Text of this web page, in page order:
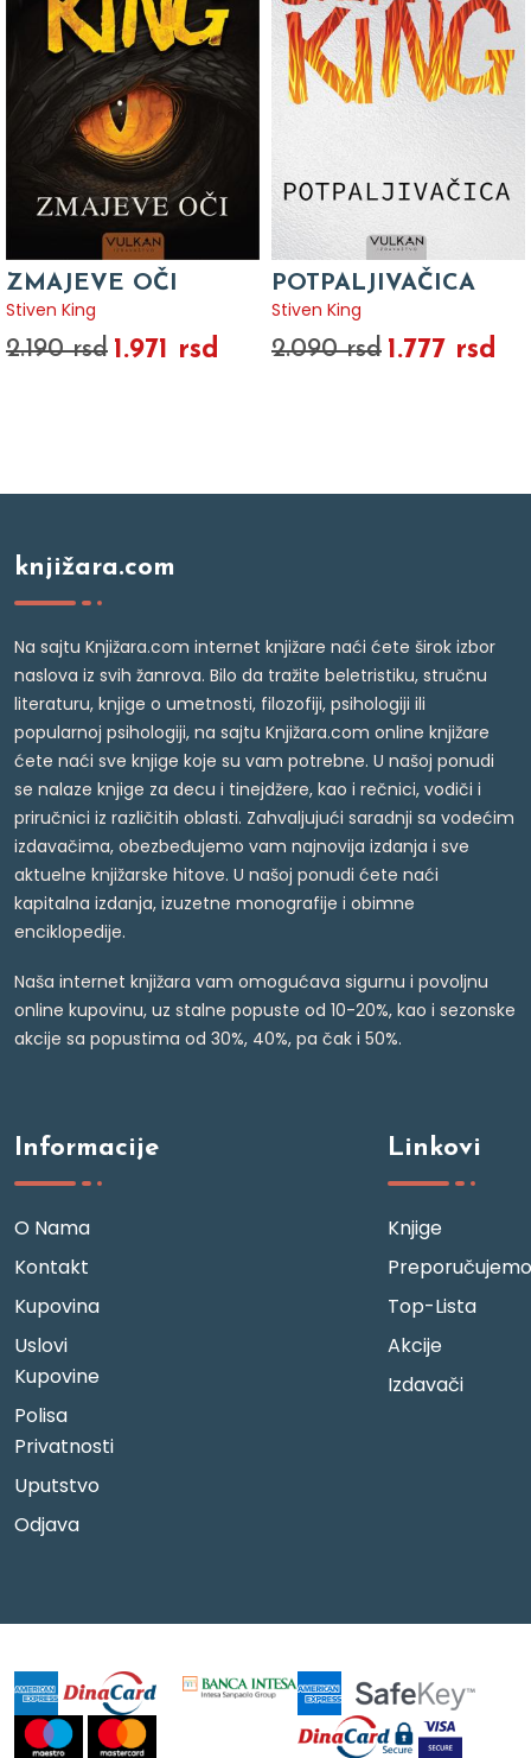
ZMAJEVE OČI
Stiven King
2.190 rsd 1.971 rsd
POTPALJIVAČICA
Stiven King
2.090 rsd 1.777 rsd
knjižara.com
Na sajtu Knjižara.com internet knjižare naći ćete širok izbor
naslova iz svih žanrova. Bilo da tražite beletristiku, stručnu
literaturu, knjige o umetnosti, filozofiji, psihologiji ili
popularnoj psihologiji, na sajtu Knjižara.com online knjižare
ćete naći sve knjige koje su vam potrebne. U našoj ponudi
se nalaze knjige za decu i tinejdžere, kao i rečnici, vodiči i
priručnici iz različitih oblasti. Zahvaljujući saradnji sa vodećim
izdavačima, obezbeđujemo vam najnovija izdanja i sve
aktuelne knjižarske hitove. U našoj ponudi ćete naći
kapitalna izdanja, izuzetne monografije i obimne
enciklopedije.
Naša internet knjižara vam omogućava sigurnu i povoljnu
online kupovinu, uz stalne popuste od 10-20%, kao i sezonske
akcije sa popustima od 30%, 40%, pa čak i 50%.
Informacije
O Nama
Kontakt
Kupovina
Uslovi
Kupovine
Polisa
Privatnosti
Uputstvo
Odjava
Linkovi
Knjige
Preporučujemo
Top-Lista
Akcije
Izdavači